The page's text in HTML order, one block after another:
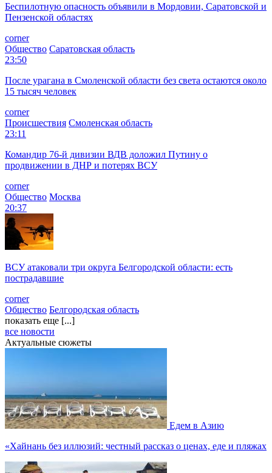
Беспилотную опасность объявили в Мордовии, Саратовской и
Пензенской областях
corner
Общество Саратовская область
23:50
После урагана в Смоленской области без света остаются около
15 тысяч человек
corner
Происшествия Смоленская область
23:11
Командир 76-й дивизии ВДВ доложил Путину о
продвижении в ДНР и потерях ВСУ
corner
Общество Москва
20:37
ВСУ атаковали три округа Белгородской области: есть
пострадавшие
corner
Общество Белгородская область
показать еще [...]
все новости
Актуальные сюжеты
Едем в Азию
«Хайнань без иллюзий: честный рассказ о ценах, еде и пляжах